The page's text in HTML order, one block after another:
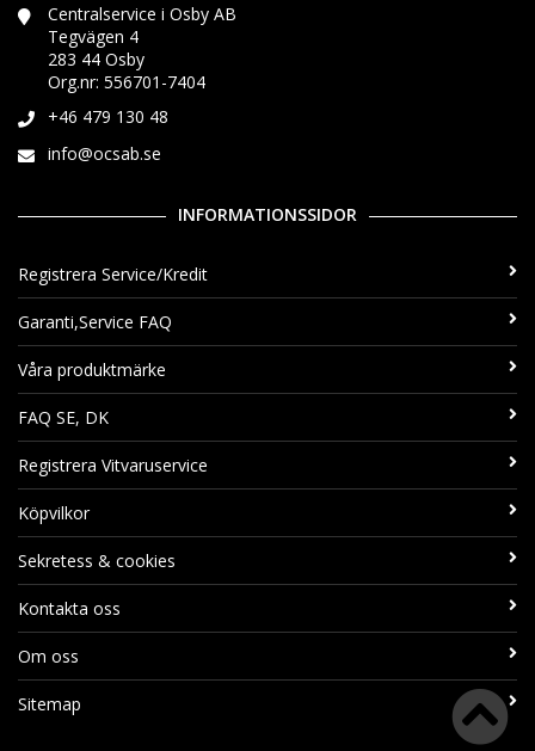
Centralservice i Osby AB
Tegvägen 4
283 44 Osby
Org.nr: 556701-7404
+46 479 130 48
info@ocsab.se
INFORMATIONSSIDOR
Registrera Service/Kredit
Garanti,Service FAQ
Våra produktmärke
FAQ SE, DK
Registrera Vitvaruservice
Köpvilkor
Sekretess & cookies
Kontakta oss
Om oss
Sitemap